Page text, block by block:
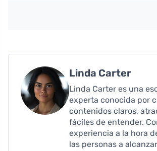
Linda Carter
Linda Carter es una
experta conocida por
contenidos claros,
fáciles de entender.
experiencia a la hora
las personas a